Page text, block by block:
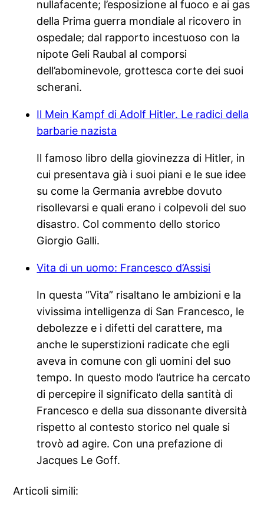
nullafacente; l’esposizione al fuoco e ai gas
della Prima guerra mondiale al ricovero in
ospedale; dal rapporto incestuoso con la
nipote Geli Raubal al comporsi
dell’abominevole, grottesca corte dei suoi
scherani.
Il Mein Kampf di Adolf Hitler. Le radici della
barbarie nazista
Il famoso libro della giovinezza di Hitler, in
cui presentava già i suoi piani e le sue idee
su come la Germania avrebbe dovuto
risollevarsi e quali erano i colpevoli del suo
disastro. Col commento dello storico
Giorgio Galli.
Vita di un uomo: Francesco d’Assisi
In questa “Vita” risaltano le ambizioni e la
vivissima intelligenza di San Francesco, le
debolezze e i difetti del carattere, ma
anche le superstizioni radicate che egli
aveva in comune con gli uomini del suo
tempo. In questo modo l’autrice ha cercato
di percepire il significato della santità di
Francesco e della sua dissonante diversità
rispetto al contesto storico nel quale si
trovò ad agire. Con una prefazione di
Jacques Le Goff.
Articoli simili: